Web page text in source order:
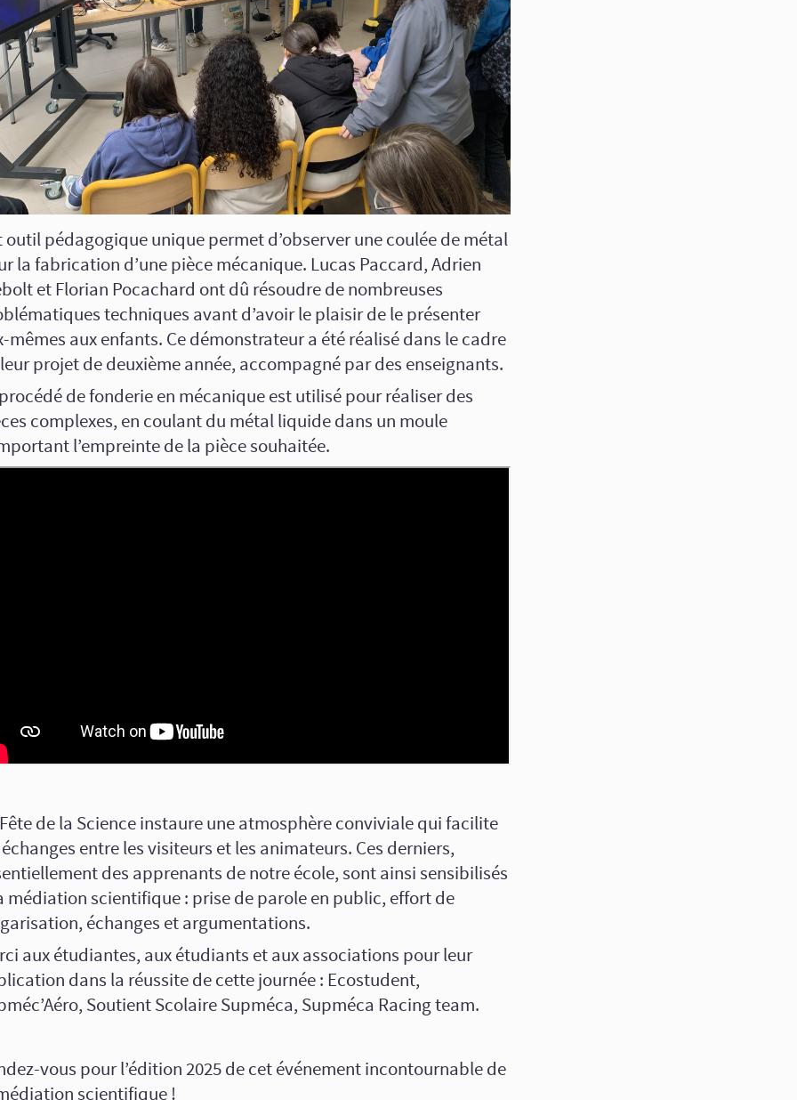
outil pédagogique unique permet d’observer une coulée de métal
la fabrication d’une pièce mécanique. Lucas Paccard, Adrien
et Florian Pocachard ont dû résoudre de nombreuses
techniques avant d’avoir le plaisir de le présenter
mêmes aux enfants. Ce démonstrateur a été réalisé dans le cadre
projet de deuxième année, accompagné par des enseignants.
de fonderie en mécanique est utilisé pour réaliser des
complexes, en coulant du métal liquide dans un moule
l’empreinte de la pièce souhaitée.
de la Science instaure une atmosphère conviviale qui facilite
entre les visiteurs et les animateurs. Ces derniers,
des apprenants de notre école, sont ainsi sensibilisés
médiation scientifique : prise de parole en public, effort de
échanges et argumentations.
aux étudiantes, aux étudiants et aux associations pour leur
dans la réussite de cette journée : Ecostudent,
Soutient Scolaire Supméca, Supméca Racing team.
vous pour l’édition 2025 de cet événement incontournable de
scientifique !